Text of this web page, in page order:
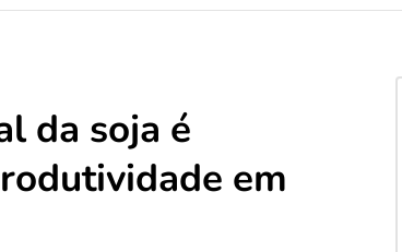
da soja é
em